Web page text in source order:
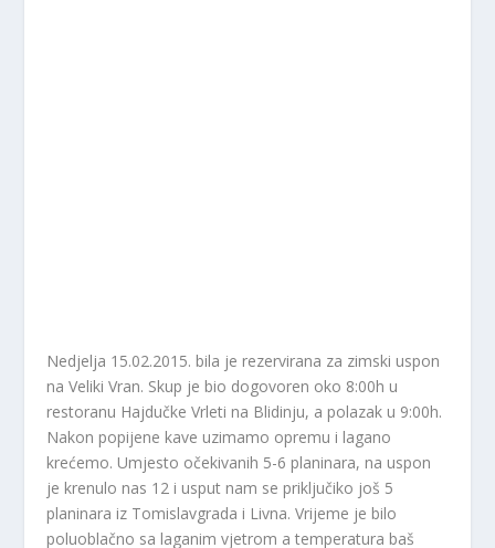
Nedjelja 15.02.2015. bila je rezervirana za zimski uspon
na Veliki Vran. Skup je bio dogovoren oko 8:00h u
restoranu Hajdučke Vrleti na Blidinju, a polazak u 9:00h.
Nakon popijene kave uzimamo opremu i lagano
krećemo. Umjesto očekivanih 5-6 planinara, na uspon
je krenulo nas 12 i usput nam se priključiko još 5
planinara iz Tomislavgrada i Livna. Vrijeme je bilo
poluoblačno sa laganim vjetrom a temperatura baš